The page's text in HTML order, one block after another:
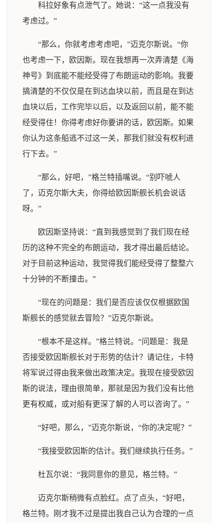
科拉好象有点泄气了。她说：“这一点我没有
考虑过。”
“那么，你就考虑考虑吧，”迈克尔斯说。“你
也考虑一下，欧因斯。现在我想再一次弄清楚《海
神号》到底能不能经受得了布朗运动的影响。我要
搞清楚的不仅仅是在到达血块以前，而且是在到达
血块以后，工作完毕以后，以及返回以前，能不能
经受得住！你得考虑好你要讲的话，欧因斯。如果
你认为这条船逃不过这一关，那我们就没有权利进
行下去。”
“那么，好吧，”格兰特插嘴说。“别吓唬人
了，迈克尔斯大夫，你得给欧因斯舰长机会说话
呀。”
欧因斯坚持说：“直到我感觉到了我们现在经
历的这种不完全的布朗运动，我才得出最后结论。
对于目前这种运动，我觉得我们能经受得了整整六
十分钟的不断撞击。”
“现在的问题是：我们是否应该仅仅根据欧国
斯舰长的感觉就去冒险？”迈克尔斯说。
“根本不是这样。”格兰特说。“问题是：我是
否接受欧因斯舰长对于形势的估计？请记住，卡特
将军说过得由我来做出政策决定。我现在接受欧因
斯的说法，理由很简单，那就是因为我们没有比他
更有权威，或对船有更深了解的人可以咨询了。”
“好吧，那么，”迈克尔斯说，“你的决定呢？”
“我接受欧因斯的估计。我们继续执行任务。”
杜瓦尔说：“我同意你的意见，格兰特。”
迈克尔斯稍微有点脸红。点了点头，“好吧，
格兰特。刚才我不过是提出我自己认为合理的一点